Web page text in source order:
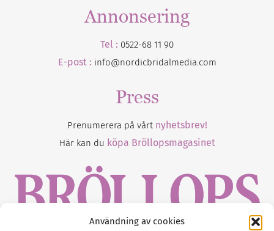
Användning av cookies
Annonsering
Tel : 0522-68 11 90
E-post : info@nordicbridalmedia.com
Press
Prenumerera på vårt nyhetsbrev!
Här kan du köpa Bröllopsmagasinet